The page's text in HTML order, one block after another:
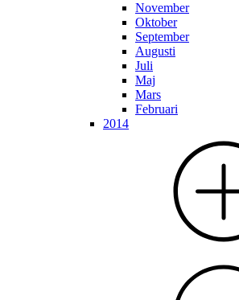
November
Oktober
September
Augusti
Juli
Maj
Mars
Februari
2014